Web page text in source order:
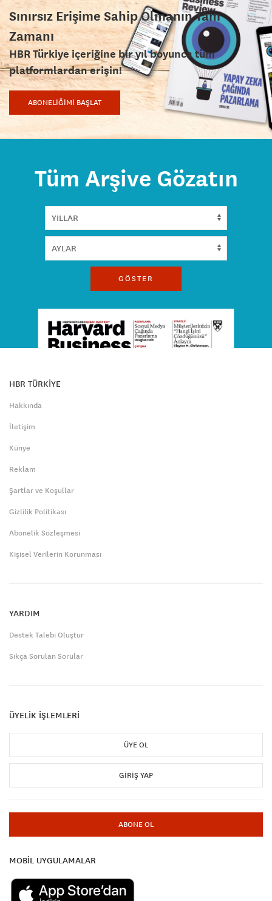
Sınırsız Erişime Sahip Olmanın Tam
Zamanı
HBR Türkiye içeriğine bir yıl boyunca tüm
platformlardan erişin!
ABONELİĞİMİ BAŞLAT
Tüm Arşive Gözatın
GÖSTER
HBR TÜRKİYE
Hakkında
İletişim
Künye
Reklam
Şartlar ve Koşullar
Gizlilik Politikası
Abonelik Sözleşmesi
Kişisel Verilerin Korunması
YARDIM
Destek Talebi Oluştur
Sıkça Sorulan Sorular
ÜYELİK İŞLEMLERİ
ÜYE OL
GIRIŞ YAP
ABONE OL
MOBİL UYGULAMALAR